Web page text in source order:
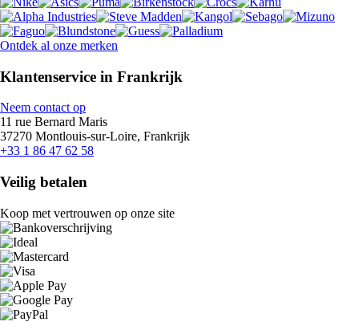
Ontdek al onze merken
Klantenservice in Frankrijk
Neem contact op
11 rue Bernard Maris
37270 Montlouis-sur-Loire, Frankrijk
+33 1 86 47 62 58
Veilig betalen
Koop met vertrouwen op onze site